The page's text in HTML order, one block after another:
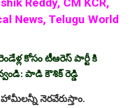
Reddy, CM KCR,
News, Telugu World
కోసం టీఆరెస్ పార్టీ కి
పాడి కౌశిక్ రెడ్డి
నెరవేరుస్తాం.